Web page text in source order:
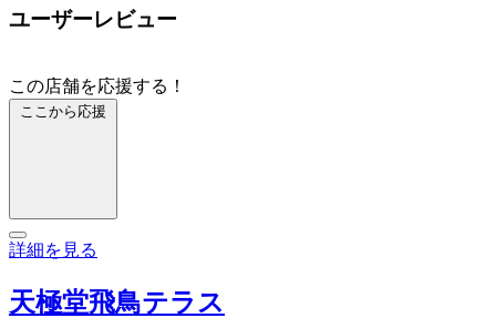
ユーザーレビュー
この店舗を応援する！
ここから応援
詳細を見る
天極堂飛鳥テラス